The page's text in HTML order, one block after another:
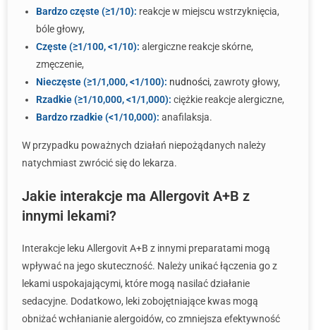
Bardzo częste (≥1/10): reakcje w miejscu wstrzyknięcia,
bóle głowy,
Częste (≥1/100, <1/10): alergiczne reakcje skórne,
zmęczenie,
Nieczęste (≥1/1,000, <1/100): nudności, zawroty głowy,
Rzadkie (≥1/10,000, <1/1,000): ciężkie reakcje alergiczne,
Bardzo rzadkie (<1/10,000): anafilaksja.
W przypadku poważnych działań niepożądanych należy
natychmiast zwrócić się do lekarza.
Jakie interakcje ma Allergovit A+B z
innymi lekami?
Interakcje leku Allergovit A+B z innymi preparatami mogą
wpływać na jego skuteczność. Należy unikać łączenia go z
lekami uspokajającymi, które mogą nasilać działanie
sedacyjne. Dodatkowo, leki zobojętniające kwas mogą
obniżać wchłanianie alergoidów, co zmniejsza efektywność